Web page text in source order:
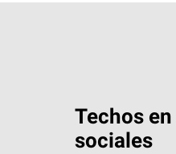
Techos
sociales